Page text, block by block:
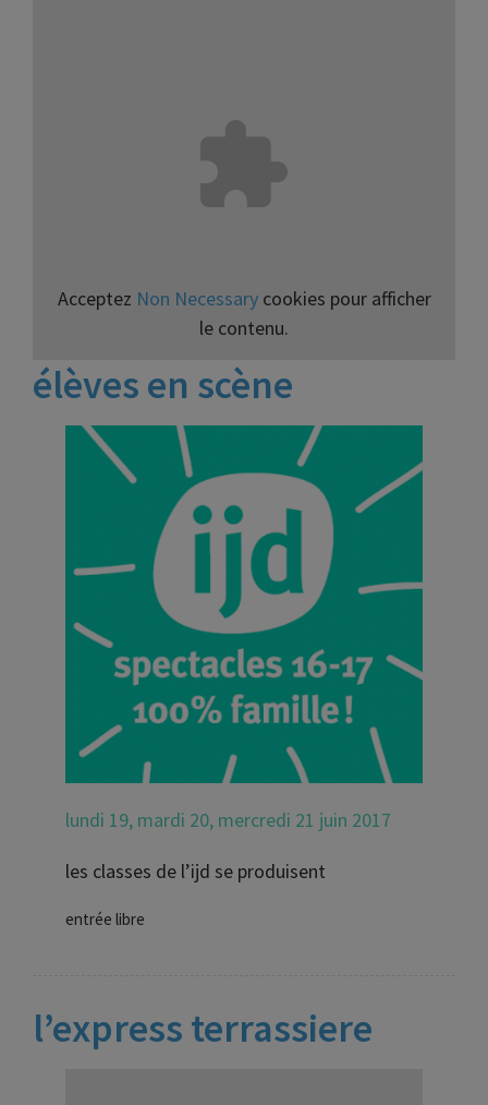
Acceptez Non Necessarycookies pour afficher
le contenu.
élèves en scène
lundi 19, mardi 20, mercredi 21 juin 2017
les classes de l’ijd se produisent
entrée libre
l’express terrassiere